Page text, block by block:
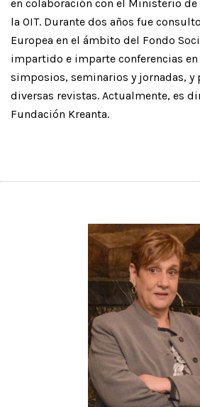
en colaboración con el Ministerio de
la OIT. Durante dos años fue
Europea en el ámbito del Fondo
impartido e imparte conferencias
simposios, seminarios y jornadas,
diversas revistas. Actualmente, es
Fundación Kreanta.